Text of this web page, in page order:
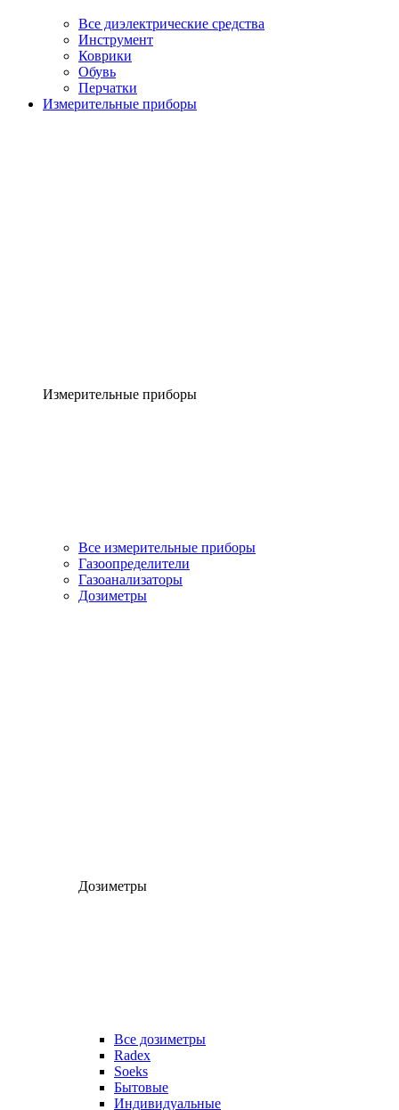
Все диэлектрические средства
Инструмент
Коврики
Обувь
Перчатки
Измерительные приборы
Измерительные приборы
Все измерительные приборы
Газоопределители
Газоанализаторы
Дозиметры
Дозиметры
Все дозиметры
Radex
Soeks
Бытовые
Индивидуальные